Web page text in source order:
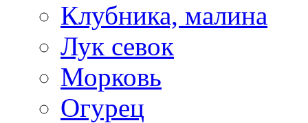
Клубника, малина
Лук севок
Морковь
Огурец